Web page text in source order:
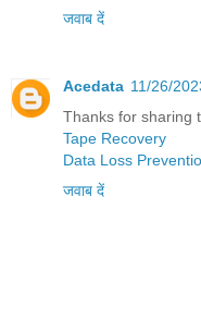
जवाब दें
Acedata 11/26/
Thanks for sharing
Tape Recovery
Data Loss
जवाब दें